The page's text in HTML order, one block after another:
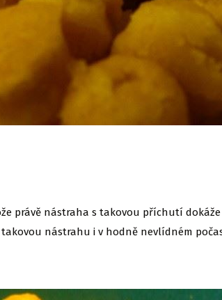
právě nástraha s takovou příchutí
nástrahu i v hodně nevlídném